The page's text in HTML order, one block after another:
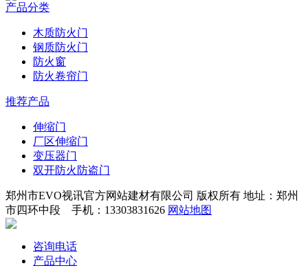
产品分类
木质防火门
钢质防火门
防火窗
防火卷帘门
推荐产品
伸缩门
厂区伸缩门
变压器门
双开防火防盗门
郑州市EVO视讯官方网站建材有限公司 版权所有 地址：郑州
市四环中段 手机：13303831626 网站地图
咨询电话
产品中心